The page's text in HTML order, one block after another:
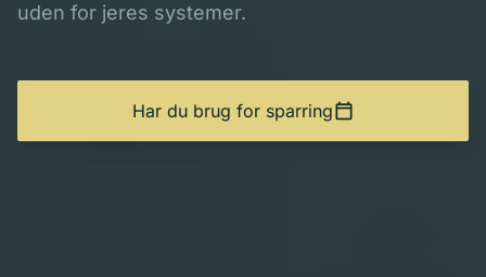
uden for jeres systemer.
Har du brug for sparringcalendar_today